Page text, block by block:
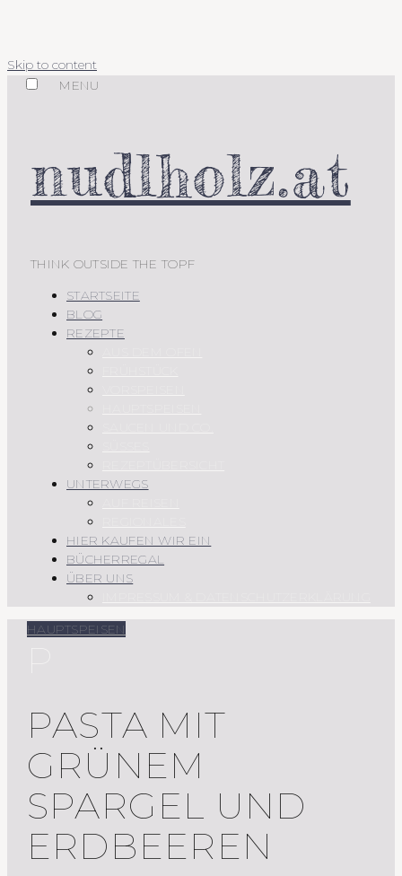
Skip to content
MENU
nudlholz.at
THINK OUTSIDE THE TOPF
STARTSEITE
BLOG
REZEPTE
UNTERWEGS
HIER KAUFEN WIR EIN
BÜCHERREGAL
ÜBER UNS
HAUPTSPEISEN
PASTA MIT
GRÜNEM
SPARGEL UND
ERDBEEREN